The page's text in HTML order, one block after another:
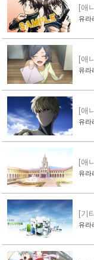
[애
만
유라
[애
메
유라
[애
유라
[애
플
유라
[기
속
유라